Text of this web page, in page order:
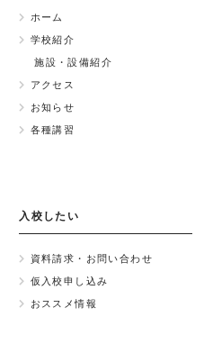
ホーム
学校紹介
施設・設備紹介
アクセス
お知らせ
各種講習
入校したい
資料請求・お問い合わせ
仮入校申し込み
おススメ情報